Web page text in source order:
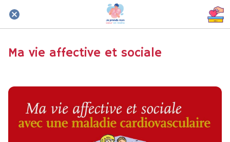
Ma vie affective et sociale